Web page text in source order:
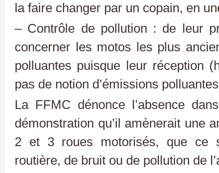
la faire changer par un copain, en
– Contrôle de pollution : de leur
concerner les motos les plus
polluantes puisque leur réception
pas de notion d’émissions
La FFMC dénonce l’absence
démonstration qu’il amènerait une
2 et 3 roues motorisés, que ce
routière, de bruit ou de pollution de